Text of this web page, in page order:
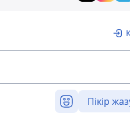
Пікір